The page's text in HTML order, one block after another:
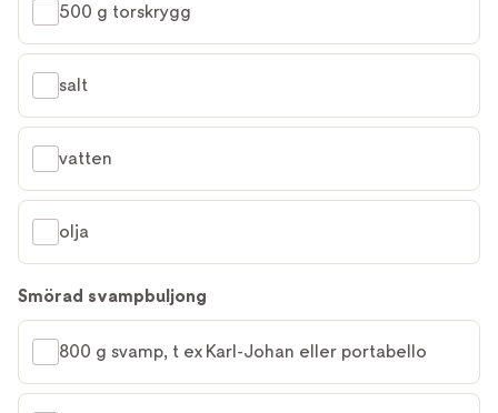
500 g torskrygg
salt
vatten
olja
Smörad svampbuljong
800 g svamp, t ex Karl-Johan eller portabello